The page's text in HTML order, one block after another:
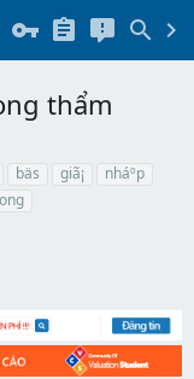
thẩm
bäs giã¡
nháº­p